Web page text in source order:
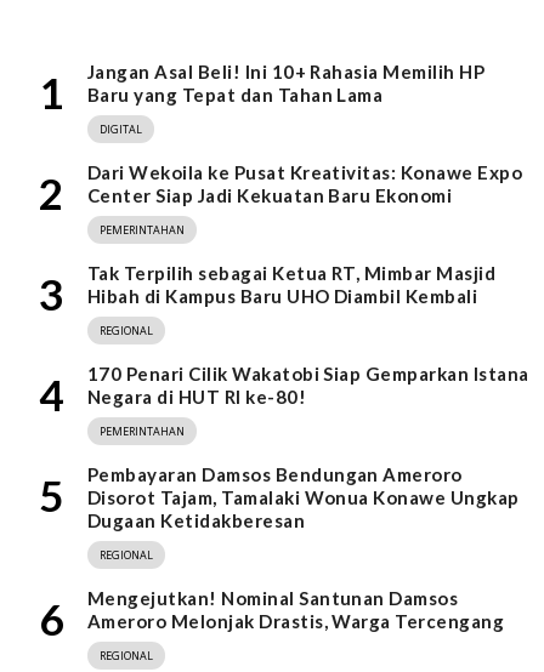
1
Jangan Asal Beli! Ini 10+ Rahasia Memilih HP
Baru yang Tepat dan Tahan Lama
DIGITAL
2
Dari Wekoila ke Pusat Kreativitas: Konawe Expo
Center Siap Jadi Kekuatan Baru Ekonomi
PEMERINTAHAN
3
Tak Terpilih sebagai Ketua RT, Mimbar Masjid
Hibah di Kampus Baru UHO Diambil Kembali
REGIONAL
4
170 Penari Cilik Wakatobi Siap Gemparkan Istana
Negara di HUT RI ke-80!
PEMERINTAHAN
5
Pembayaran Damsos Bendungan Ameroro
Disorot Tajam, Tamalaki Wonua Konawe Ungkap
Dugaan Ketidakberesan
REGIONAL
6
Mengejutkan! Nominal Santunan Damsos
Ameroro Melonjak Drastis, Warga Tercengang
REGIONAL